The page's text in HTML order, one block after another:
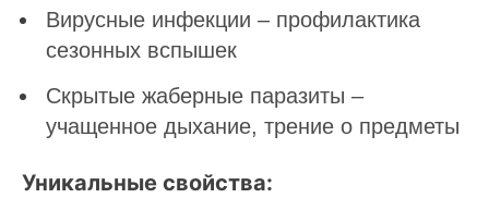
Вирусные инфекции – профилактика
сезонных вспышек
Скрытые жаберные паразиты –
учащенное дыхание, трение о предметы
Уникальные свойства: